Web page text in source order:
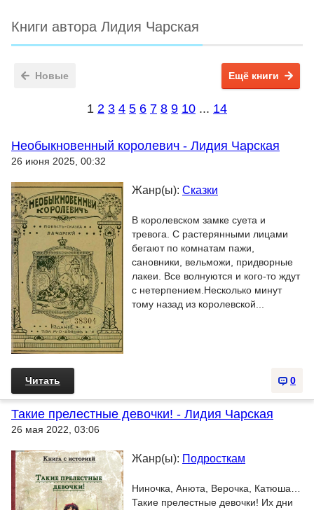
Книги автора Лидия Чарская
Новые Ещё книги
1 2 3 4 5 6 7 8 9 10 ... 14
Необыкновенный королевич - Лидия Чарская
26 июня 2025, 00:32
Жанр(ы): Сказки
В королевском замке суета и
тревога. С растерянными лицами
бегают по комнатам пажи,
сановники, вельможи, придворные
лакеи. Все волнуются и кого-то ждут
с нетерпением.Несколько минут
тому назад из королевской...
0
Читать
Такие прелестные девочки! - Лидия Чарская
26 мая 2022, 03:06
Жанр(ы): Подросткам
Ниночка, Анюта, Верочка, Катюша…
Такие прелестные девочки! Их дни